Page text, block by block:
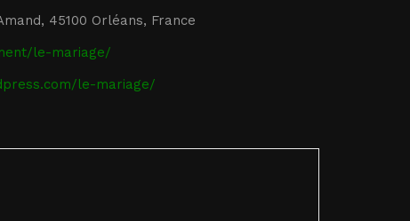
45100 Orléans, France
le-mariage/
le-mariage/